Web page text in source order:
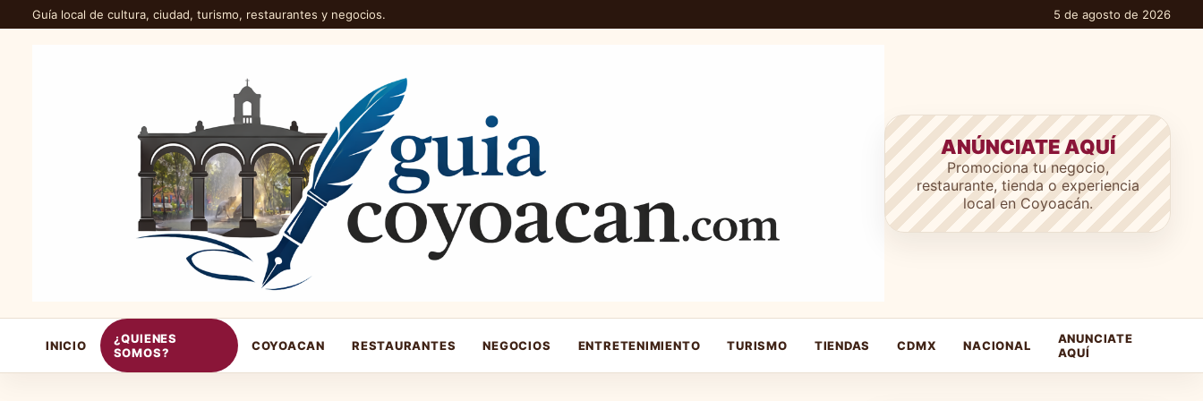
Guía local de cultura, ciudad, turismo, restaurantes y negocios. 5 de agosto de 2026
ANÚNCIATE AQUÍ
Promociona tu negocio,
restaurante, tienda o experiencia
local en Coyoacán.
INICIO
¿QUIENES
SOMOS?
COYOACAN RESTAURANTES NEGOCIOS ENTRETENIMIENTO TURISMO TIENDAS CDMX NACIONAL
ANUNCIATE
AQUÍ